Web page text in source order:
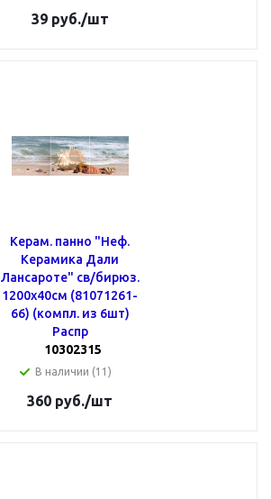
39руб./шт
Керам. панно "Неф.
Керамика Дали
Лансароте" св/бирюз.
1200х40см (81071261-
66) (компл. из 6шт)
Распр
10302315
В наличии (11)
360 руб./шт